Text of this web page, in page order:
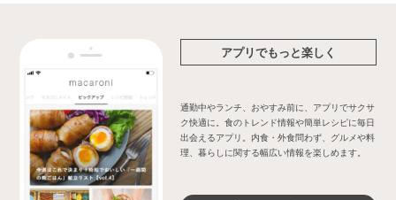
アプリでもっと楽しく
通勤中やランチ、おやすみ前に、アプリでサクサ
ク快適に。食のトレンド情報や簡単レシピに毎日
出会えるアプリ。内食・外食問わず、グルメや料
理、暮らしに関する幅広い情報を楽しめます。